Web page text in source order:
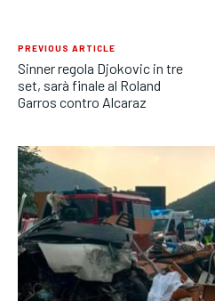
PREVIOUS ARTICLE
Sinner regola Djokovic in tre
set, sarà finale al Roland
Garros contro Alcaraz